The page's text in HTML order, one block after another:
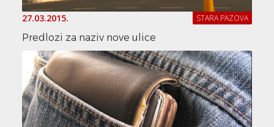
27.03.2015. STARA PAZOVA
Predlozi za naziv nove ulice